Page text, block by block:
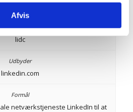
Afvis
HTTP
lidc
linkedin.com
netværkstjeneste LinkedIn til at